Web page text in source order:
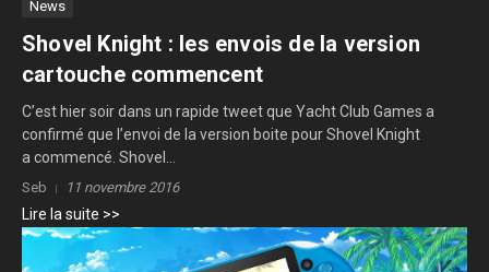
News
Shovel Knight : les envois de la version
cartouche commencent
C’est hier soir dans un rapide tweet que Yacht Club Games a
confirmé que l’envoi de la version boite pour Shovel Knight
a commencé. Shovel...
Seb 11 novembre 2016
Lire la suite >>